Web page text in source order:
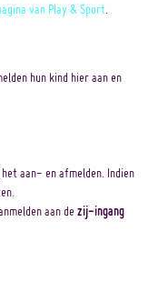
van Play & Sport.
hun kind hier aan en
aan- en afmelden. Indien
aan dezij-ingang